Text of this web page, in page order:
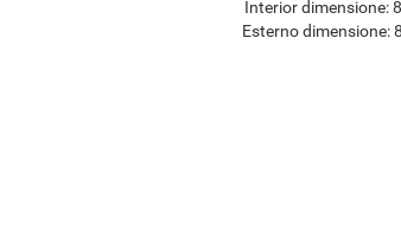
Interior dimensione:
Esterno dimensione: